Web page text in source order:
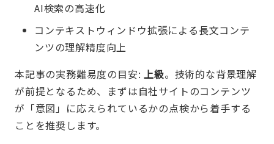
AI検索の高速化
コンテキストウィンドウ拡張による長文コンテ
ンツの理解精度向上
本記事の実務難易度の目安:上級。技術的な背景理解
が前提となるため、まずは自社サイトのコンテンツ
が「意図」に応えられているかの点検から着手する
ことを推奨します。